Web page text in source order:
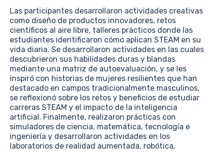
Las participantes desarrollaron actividades creativas
como diseño de productos innovadores, retos
científicos al aire libre, talleres prácticos donde las
estudiantes identificaron cómo aplican STEAM en su
vida diaria. Se desarrollaron actividades en las cuales
descubrieron sus habilidades duras y blandas
mediante una matriz de autoevaluación, y se les
inspiró con historias de mujeres resilientes que han
destacado en campos tradicionalmente masculinos,
se reflexionó sobre los retos y beneficios de estudiar
carreras STEAM y el impacto de la inteligencia
artificial. Finalmente, realizaron prácticas con
simuladores de ciencia, matemática, tecnología e
ingeniería y desarrollaron actividades en los
laboratorios de realidad aumentada, robótica,